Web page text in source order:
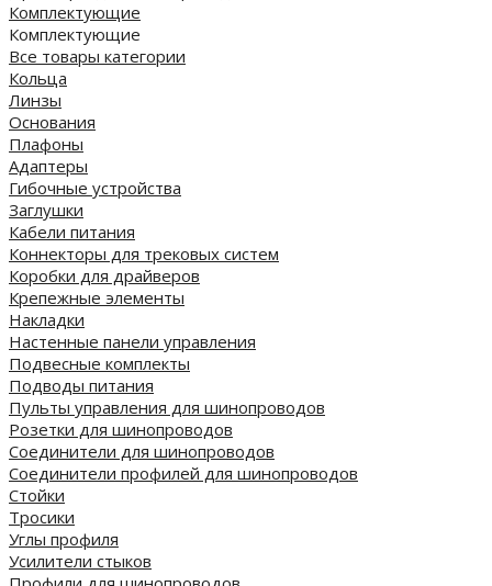
Комплектующие
Комплектующие
Все товары категории
Кольца
Линзы
Основания
Плафоны
Адаптеры
Гибочные устройства
Заглушки
Кабели питания
Коннекторы для трековых систем
Коробки для драйверов
Крепежные элементы
Накладки
Настенные панели управления
Подвесные комплекты
Подводы питания
Пульты управления для шинопроводов
Розетки для шинопроводов
Соединители для шинопроводов
Соединители профилей для шинопроводов
Стойки
Тросики
Углы профиля
Усилители стыков